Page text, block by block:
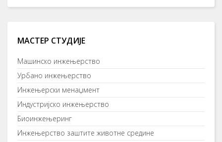
МАСТЕР СТУДИЈЕ
Машинско инжењерство
Урбано инжењерство
Инжењерски менаџмент
Индустријско инжењерство
Биоинжењеринг
Инжењерство заштите животне средине